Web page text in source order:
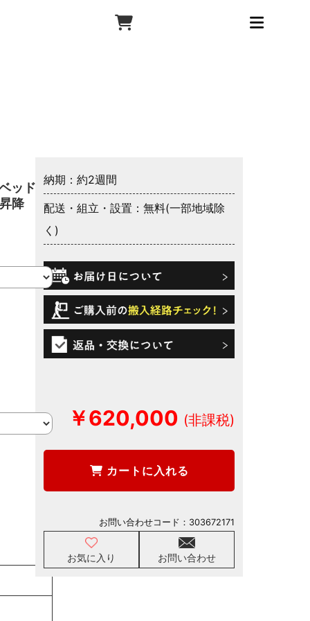
ッドフ
降
納期：約2週間
配送・組立・設置：無料(一部地域除
く)
￥620,000
カートに入れる
お気に入り お問い合わせ
お問い合わせコード： 303672171